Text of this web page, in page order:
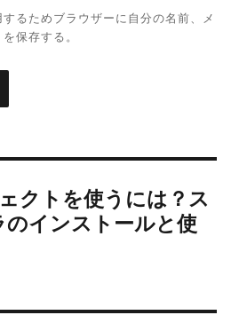
るためブラウザーに自分の名前、メ
保存する。
クトを使うには？ス
インストールと使